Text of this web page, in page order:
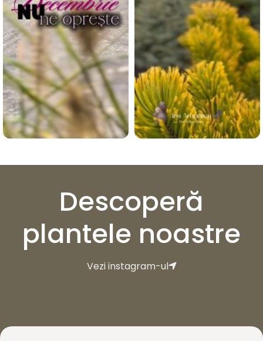
Descoperă
plantele noastre
Vezi instagram-ul